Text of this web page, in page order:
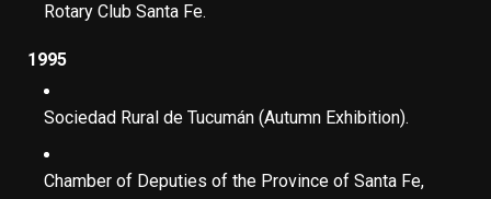
Rotary Club Santa Fe.
1995
Sociedad Rural de Tucumán (Autumn Exhibition).
Chamber of Deputies of the Province of Santa Fe,